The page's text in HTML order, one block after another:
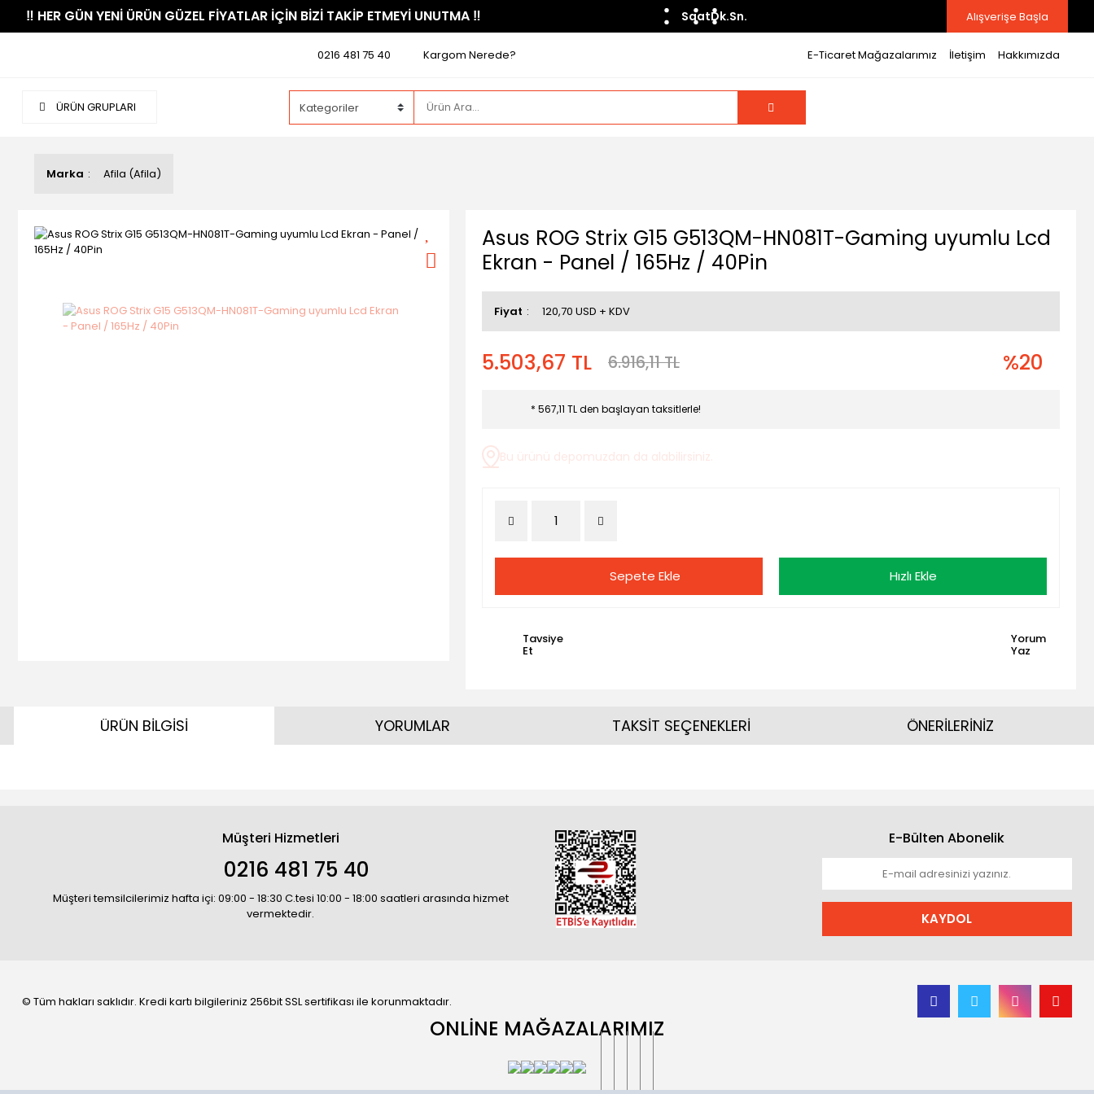
​‼️​ HER GÜN YENİ ÜRÜN GÜZEL FİYATLAR İÇİN BİZİ TAKİP ETMEYİ UNUTMA ​‼️​ SaatDk.Sn. Alışverişe Başla
0216 481 75 40 Kargom Nerede? E-Ticaret Mağazalarımız İletişim Hakkımızda
ÜRÜN GRUPLARI
Marka Afila (Afila)
Asus ROG Strix G15 G513QM-HN081T-Gaming uyumlu Lcd
Ekran - Panel / 165Hz / 40Pin
Fiyat 120,70 USD + KDV
5.503,67 TL 6.916,11 TL %20
* 567,11 TL den başlayan taksitlerle!
Bu ürünü depomuzdan da alabilirsiniz.
Sepete Ekle Hızlı Ekle
Tavsiye
Et
Yorum
Yaz
ÜRÜN BİLGİSİ YORUMLAR TAKSİT SEÇENEKLERİ ÖNERİLERİNİZ
Müşteri Hizmetleri
0216 481 75 40
Müşteri temsilcilerimiz hafta içi: 09:00 - 18:30 C.tesi 10:00 - 18:00 saatleri arasında hizmet
vermektedir.
E-Bülten Abonelik
KAYDOL
© Tüm hakları saklıdır. Kredi kartı bilgileriniz 256bit SSL sertifikası ile korunmaktadır.
ONLİNE MAĞAZALARIMIZ